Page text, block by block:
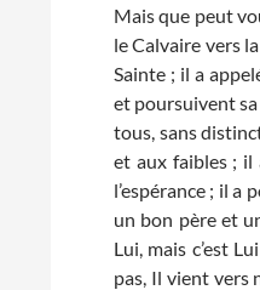
Mais que peut
le Calvaire vers
Sainte ; il a
et poursuivent sa
tous, sans
et aux faibles ; il
l’espérance ; il a
un bon père et
Lui, mais c’est
pas, Il vient vers